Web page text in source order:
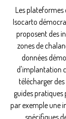
Les plateformes
Isocarto
proposent des
zones de
données
d'implantation
télécharger
guides
par exemple une